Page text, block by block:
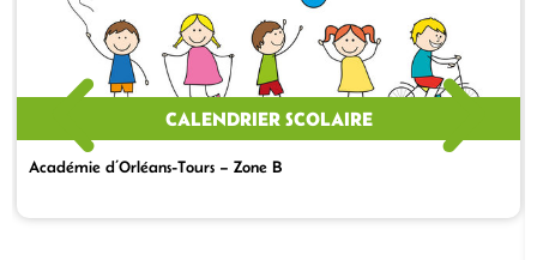
CALENDRIER SCOLAIRE
Académie d’Orléans-Tours – Zone B